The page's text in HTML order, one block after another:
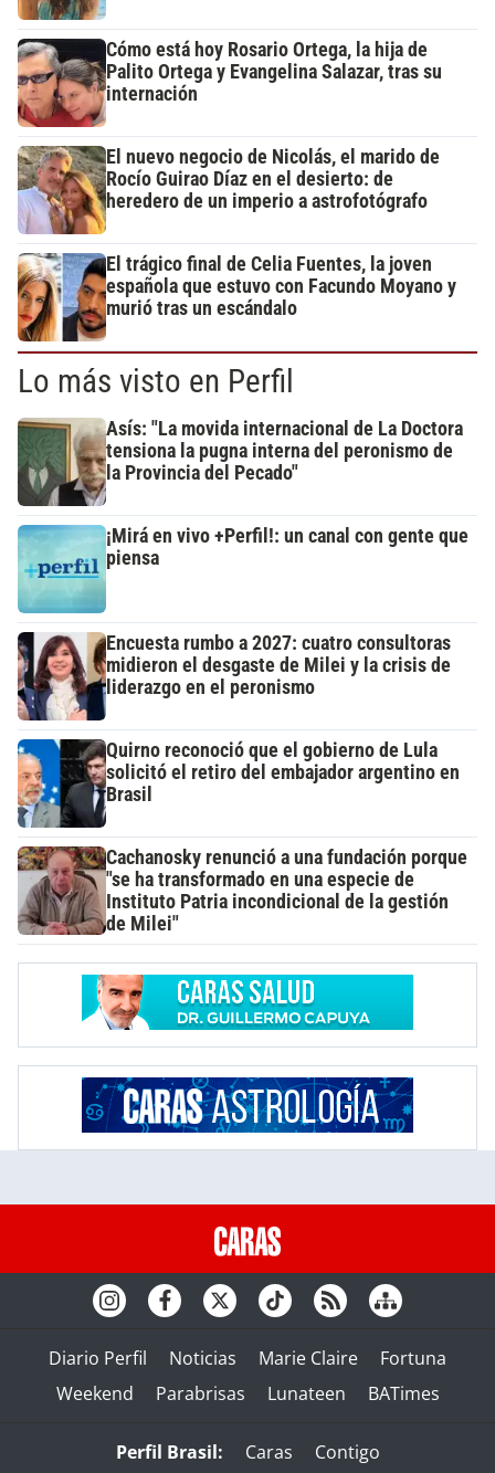
Cómo está hoy Rosario Ortega, la hija de
Palito Ortega y Evangelina Salazar, tras su
internación
El nuevo negocio de Nicolás, el marido de
Rocío Guirao Díaz en el desierto: de
heredero de un imperio a astrofotógrafo
El trágico final de Celia Fuentes, la joven
española que estuvo con Facundo Moyano y
murió tras un escándalo
Lo más visto en Perfil
Asís: "La movida internacional de La Doctora
tensiona la pugna interna del peronismo de
la Provincia del Pecado"
¡Mirá en vivo +Perfil!: un canal con gente que
piensa
Encuesta rumbo a 2027: cuatro consultoras
midieron el desgaste de Milei y la crisis de
liderazgo en el peronismo
Quirno reconoció que el gobierno de Lula
solicitó el retiro del embajador argentino en
Brasil
Cachanosky renunció a una fundación porque
"se ha transformado en una especie de
Instituto Patria incondicional de la gestión
de Milei"
Diario Perfil Noticias Marie Claire
Fortuna
Weekend
Parabrisas Lunateen BATimes
Perfil Brasil: Caras Contigo